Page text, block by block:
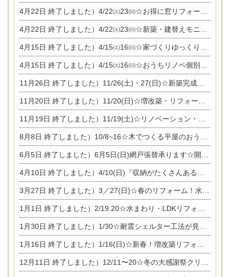
4月22日 終了しました）4/22㈯23㈰☆お得に窓リフォーム個別相談会
4月22日 終了しました）4/22㈯23㈰☆新築・建替えモニター募集個別相談会
4月15日 終了しました）4/15㈯16㈰☆家づくりゆっくりじっくり個別相談会
4月15日 終了しました）4/15㈯16㈰☆おうちリノベ個別相談会
11月26日 終了しました）11/26(土)・27(日)☆新築完成見学会 in一宮市あずら
11月20日 終了しました）11/20(日)☆増改築・リフォームまつり＆秋の味覚まつり＆芸術祭
11月19日 終了しました）11/19(土)☆リノベーション・家の修理まつり＆増改築・リフォームまつりin扶桑ゴルフ
8月8日 終了しました）10/8~16☆木でつくる平屋のおうちのつくり方【完全予約制】
6月5日 終了しました）6月5日(日)網戸張替承ります☆開催！
4月10日 終了しました）4/10(日)『収納がたくさんあるおうち現場見学会』
3月27日 終了しました）3／27(日)☆春のリフォーム！水まわりLDKリフォーム相談会&今がチャンス！エアコン相談会
1月1日 終了しました）2/19.20☆水まわり・LDKリフォーム相談会＆エアコン相談会
1月30日 終了しました）1/30☆耐震シェルター工法が見れる完成見学会
1月16日 終了しました）1/16(日)☆新春！増改築リフォーム&家の修理まつり
12月11日 終了しました）12/11〜20☆冬の大感謝祭クリスマス相談会開催